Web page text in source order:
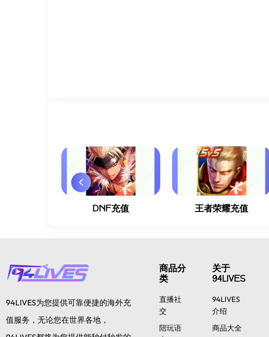
DNF充值 王者荣耀充值
94LIVES为您提供可靠便捷的海外充
值服务，无论您在世界各地，
商品分
类
直播社
交
陪玩语
关于
94LIVES
94LIVES
介绍
商品大全